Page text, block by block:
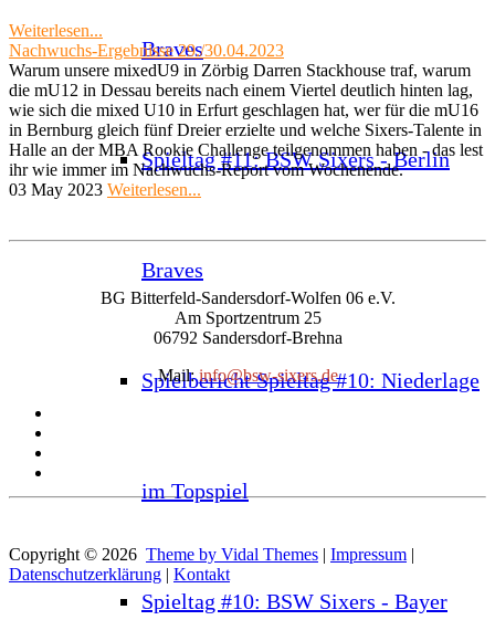
Braves
Spieltag #11: BSW Sixers - Berlin
Braves
Spielbericht Spieltag #10: Niederlage
im Topspiel
Spieltag #10: BSW Sixers - Bayer
Weiterlesen...
Nachwuchs-Ergebnisse 29./30.04.2023
Warum unsere mixedU9 in Zörbig Darren Stackhouse traf, warum
die mU12 in Dessau bereits nach einem Viertel deutlich hinten lag,
wie sich die mixed U10 in Erfurt geschlagen hat, wer für die mU16
in Bernburg gleich fünf Dreier erzielte und welche Sixers-Talente in
Halle an der MBA Rookie Challenge teilgenommen haben - das lest
ihr wie immer im Nachwuchs-Report vom Wochenende.
03 May 2023 Weiterlesen...
BG Bitterfeld-Sandersdorf-Wolfen 06 e.V.
Am Sportzentrum 25
06792 Sandersdorf-Brehna
Mail:info@bsw-sixers.de
Copyright © 2026 Theme by Vidal Themes | Impressum |
Datenschutzerklärung | Kontakt